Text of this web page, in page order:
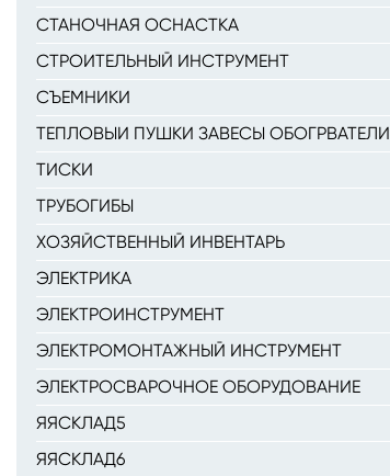
СТАНОЧНАЯ ОСНАСТКА
СТРОИТЕЛЬНЫЙ ИНСТРУМЕНТ
СЪЕМНИКИ
ТЕПЛОВЫИ ПУШКИ ЗАВЕСЫ ОБОГРВАТЕЛИ
ТИСКИ
ТРУБОГИБЫ
ХОЗЯЙСТВЕННЫЙ ИНВЕНТАРЬ
ЭЛЕКТРИКА
ЭЛЕКТРОИНСТРУМЕНТ
ЭЛЕКТРОМОНТАЖНЫЙ ИНСТРУМЕНТ
ЭЛЕКТРОСВАРОЧНОЕ ОБОРУДОВАНИЕ
ЯЯСКЛАД5
ЯЯСКЛАД6